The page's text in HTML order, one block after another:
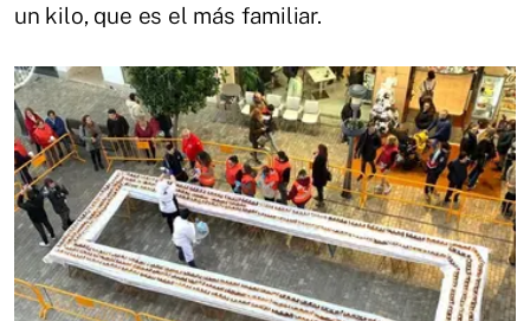
un kilo, que es el más familiar.